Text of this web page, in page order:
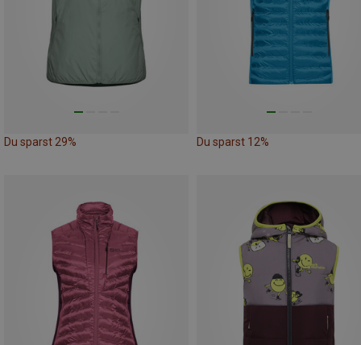
Du sparst 29% Du sparst 12%